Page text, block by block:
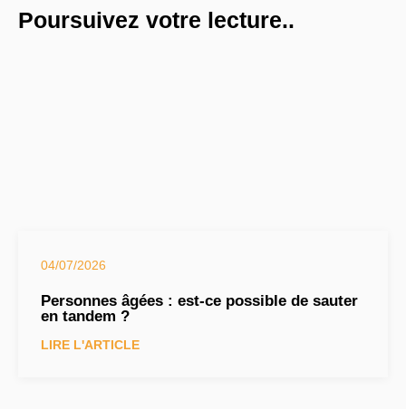
Poursuivez votre lecture..
04/07/2026
Personnes âgées : est-ce possible de sauter
en tandem ?
LIRE L'ARTICLE